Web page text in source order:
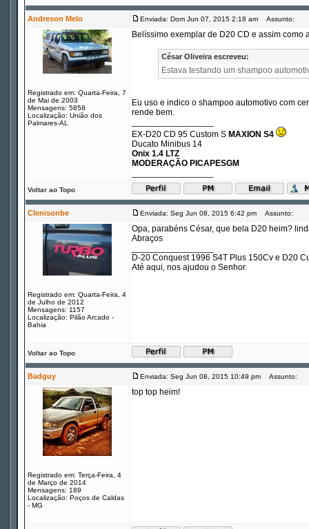
Andreson Melo Enviada: Dom Jun 07, 2015 2:18 am Assunto:
Registrado em: Quarta-Feira, 7
de Mai de 2003
Mensagens: 5858
Localização: União dos
Palmares-AL
Belíssimo exemplar de D20 CD e assim como
César Oliveira escreveu:
Estava testando um shampoo
Eu uso e indico o shampoo automotivo com
rende bem.
EX-D20 CD 95 Custom S MAXION S4
Ducato Minibus 14
Onix 1.4 LTZ
MODERAÇÃO PICAPESGM
Voltar ao Topo
Clenisonbe Enviada: Seg Jun 08, 2015 6:42 pm Assunto:
Registrado em: Quarta-Feira, 4
de Julho de 2012
Mensagens: 1157
Localização: Pilão Arcado -
Bahia
Opa, parabéns César, que bela D20 heim?
Abraços
D-20 Conquest 1996 S4T Plus 150Cv e D20
Até aqui, nos ajudou o Senhor.
Voltar ao Topo
Badguy Enviada: Seg Jun 08, 2015 10:49 pm Assunto:
Registrado em: Terça-Feira, 4
de Março de 2014
Mensagens: 189
Localização: Poços de Caldas
- MG
top top heim!